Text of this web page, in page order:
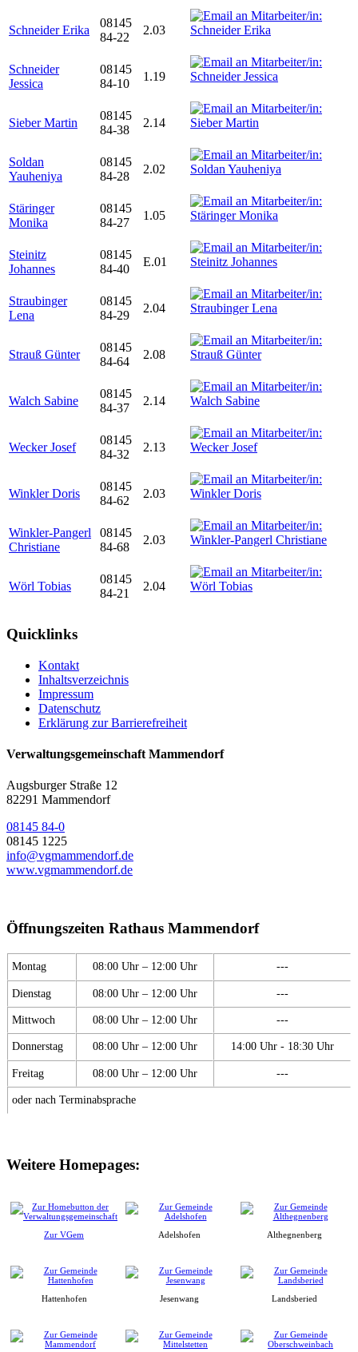
Schneider Erika
08145
84-22
2.03
Schneider
Jessica
08145
84-10
1.19
Sieber Martin
08145
84-38
2.14
Soldan
Yauheniya
08145
84-28
2.02
Stäringer
Monika
08145
84-27
1.05
Steinitz
Johannes
08145
84-40
E.01
Straubinger
Lena
08145
84-29
2.04
Strauß Günter
08145
84-64
2.08
Walch Sabine
08145
84-37
2.14
Wecker Josef
08145
84-32
2.13
Winkler Doris
08145
84-62
2.03
Winkler-Pangerl
Christiane
08145
84-68
2.03
Wörl Tobias
08145
84-21
2.04
Quicklinks
Kontakt
Inhaltsverzeichnis
Impressum
Datenschutz
Erklärung zur Barrierefreiheit
Verwaltungsgemeinschaft Mammendorf
Augsburger Straße 12
82291 Mammendorf
08145 84-0
08145 1225
info@vgmammendorf.de
www.vgmammendorf.de
Öffnungszeiten Rathaus Mammendorf
Montag 08:00 Uhr – 12:00 Uhr ---
Dienstag 08:00 Uhr – 12:00 Uhr ---
Mittwoch 08:00 Uhr – 12:00 Uhr ---
Donnerstag 08:00 Uhr – 12:00 Uhr 14:00 Uhr - 18:30 Uhr
Freitag 08:00 Uhr – 12:00 Uhr ---
oder nach Terminabsprache
Weitere Homepages:
Zur VGem Adelshofen Althegnenberg
Hattenhofen Jesenwang Landsberied